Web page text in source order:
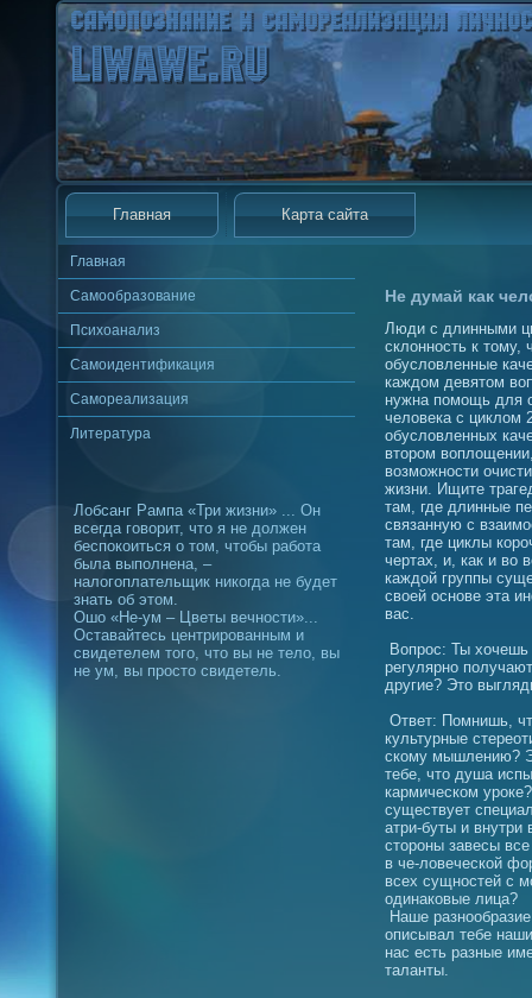
Главная Карта сайта
Главная
Самообразование
Психоанализ
Самоидентификация
Самореализация
Литература
Лобсанг Рампа «Три жизни» ... Он
всегда говорит, что я не должен
беспокоиться о том, чтобы работа
была выполнена, –
налогоплательщик никогда не будет
знать об этом.
Ошо «Не-ум – Цветы вечности»...
Оставайтесь центрированным и
свидетелем того, что вы не тело, вы
не ум, вы просто свидетель.
Не думай как
Люди с длинными
склонность к тому,
обусловленные
каждом девятом
нужна помощь для
человека с циклом
обусловленных
втором
возможности
жизни. Ищите
там, где длинные
связанную с
там, где циклы
чертах, и, как и во
каждой группы
своей основе эта
вас.
Вопрос: Ты хочешь
регулярно
другие? Это
Ответ: Помнишь,
культурные
скому мышлению?
тебе, что душа
кармическом
существует
атри-буты и
стороны завесы
в че-ловеческой
всех сущностей с
одинаковые лица?
Наше
описывал тебе
нас есть разные
таланты.